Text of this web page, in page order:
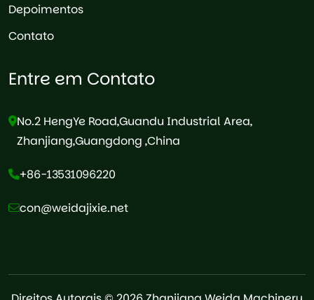
Depoimentos
Contato
Entre em Contato
No.2 HengYe Road,Guandu Industrial Area,
Zhanjiang,Guangdong ,China
+86-13531096220
con@weidajixie.net